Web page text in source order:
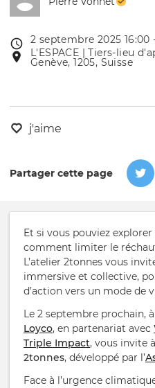
Date
de
l'évênement
2 septembre 2025 16:00
Lieu
de
L'ESPACE | Tiers-lieu
Genève, 1205, Suisse
j'aime
Partager cette page
Et si vous pouviez
comment limiter le
L’atelier 2tonnes vous
immersive et collective,
d’action vers un mode de
Le 2 septembre prochain, à
Loyco, en partenariat avec
Triple Impact, vous invite
2tonnes, développé par l’
Face à l’urgence